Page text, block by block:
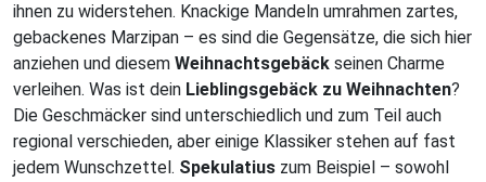
ihnen zu widerstehen. Knackige Mandeln umrahmen zartes,
gebackenes Marzipan – es sind die Gegensätze, die sich hier
anziehen und diesem Weihnachtsgebäck seinen Charme
verleihen. Was ist dein Lieblingsgebäck zu Weihnachten?
Die Geschmäcker sind unterschiedlich und zum Teil auch
regional verschieden, aber einige Klassiker stehen auf fast
jedem Wunschzettel. Spekulatius zum Beispiel – sowohl